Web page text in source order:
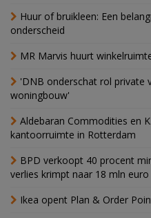
Huur of bruikleen: Een
onderscheid
MR Marvis huurt
'DNB onderschat rol private
woningbouw'
Aldebaran Commodities en
kantoorruimte in Rotterdam
BPD verkoopt 40 procent
verlies krimpt naar 18 mln euro
Ikea opent Plan & Order